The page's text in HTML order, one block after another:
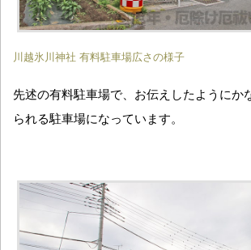
川越氷川神社 有料駐車場広さの様子
先述の有料駐車場で、お伝えしたようにか
られる駐車場になっています。